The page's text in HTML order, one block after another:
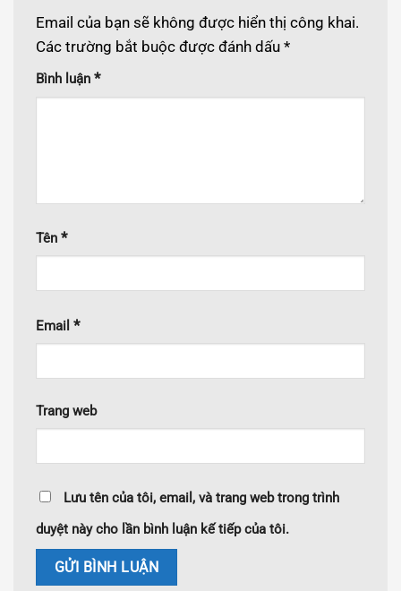
Email của bạn sẽ không được hiển thị công khai.
Các trường bắt buộc được đánh dấu *
Bình luận *
Tên *
Email *
Trang web
Lưu tên của tôi, email, và trang web trong trình
duyệt này cho lần bình luận kế tiếp của tôi.